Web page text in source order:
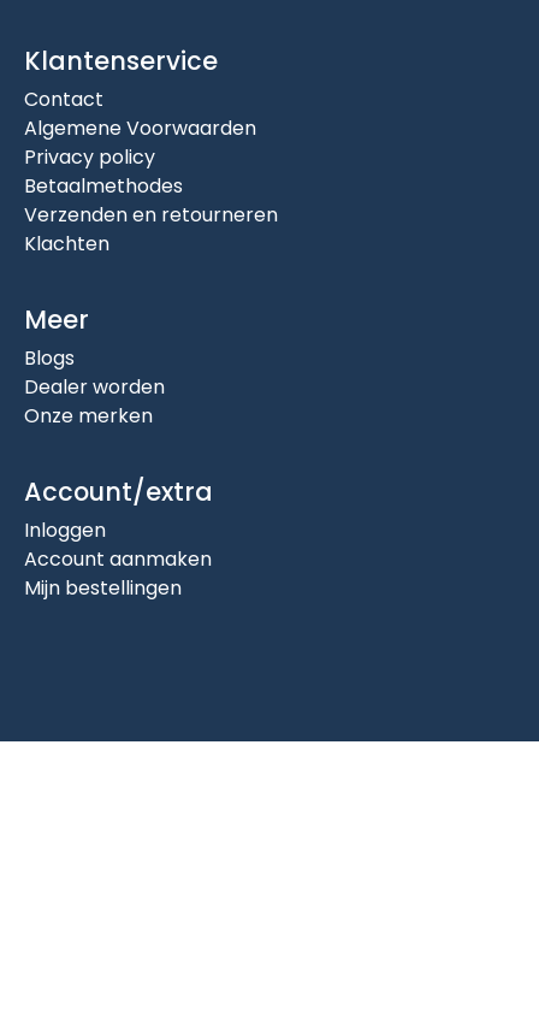
Klantenservice
Contact
Algemene Voorwaarden
Privacy policy
Betaalmethodes
Verzenden en retourneren
Klachten
Meer
Blogs
Dealer worden
Onze merken
Account/extra
Inloggen
Account aanmaken
Mijn bestellingen